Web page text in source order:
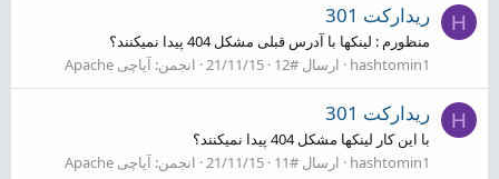
H ریدارکت 301
منظورم : لینکها با آدرس قبلی مشکل 404 پیدا نمیکنند؟
hashtomin1
ارسال #12 21/11/15 انجمن: آپاچی Apache
H ریدارکت 301
با این کار لینکها مشکل 404 پیدا نمیکنند؟
hashtomin1
ارسال #11 21/11/15 انجمن: آپاچی Apache